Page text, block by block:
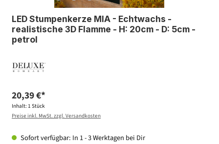
LED Stumpenkerze MIA - Echtwachs -
realistische 3D Flamme - H: 20cm - D: 5cm -
petrol
20,39 €*
Inhalt: 1 Stück
Preise inkl. MwSt. zzgl. Versandkosten
Sofort verfügbar: In 1 - 3 Werktagen bei Dir